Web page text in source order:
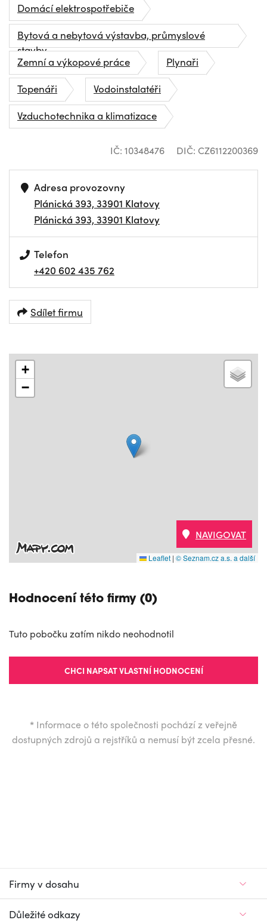
Domácí elektrospotřebiče
Bytová a nebytová výstavba, průmyslové
stavby
Zemní a výkopové práce
Plynaři
Topenáři
Vodoinstalatéři
Vzduchotechnika a klimatizace
IČ: 10348476 DIČ: CZ6112200369
Adresa provozovny
Plánická 393, 33901 Klatovy
Plánická 393, 33901 Klatovy
Telefon
+420 602 435 762
Sdílet firmu
+
−
Leaflet | © Seznam.cz a.s. a další
NAVIGOVAT
Hodnocení této firmy (0)
Tuto pobočku zatím nikdo neohodnotil
CHCI NAPSAT VLASTNÍ HODNOCENÍ
* Informace o této společnosti pochází z veřejně
dostupných zdrojů a rejstříků a nemusí být zcela přesné.
Firmy v dosahu
Důležité odkazy